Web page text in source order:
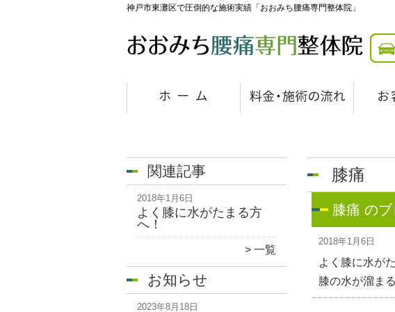
神戸市東灘区で圧倒的な施術実績「おおみち腰痛専門整体院」
関連記事
2018年1月6日
よく膝に水がたまる方
へ！
一覧
お知らせ
2023年8月18日
膝痛
膝痛 の
2018年1月6日
よく膝に水が
膝の水が溜ま